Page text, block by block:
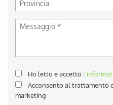
Ho letto e accetto
Acconsento al trattamento
marketing